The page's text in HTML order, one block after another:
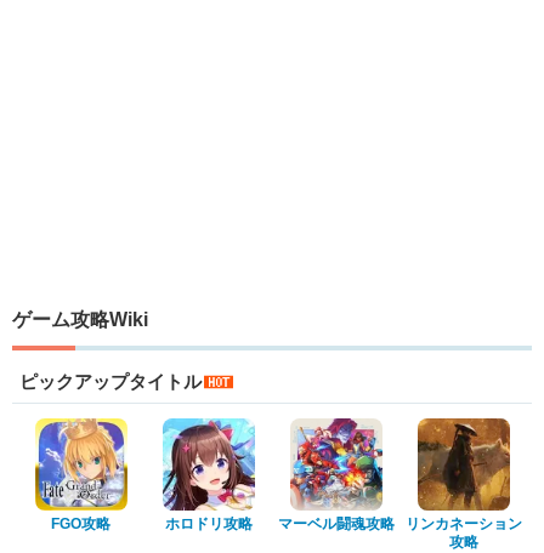
ゲーム攻略Wiki
ピックアップタイトル
FGO攻略 ホロドリ攻略 マーベル闘魂攻略
リンカネーション
攻略